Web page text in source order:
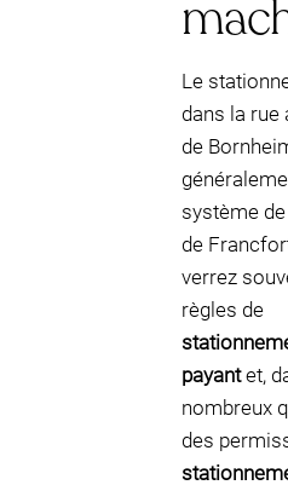
Le
dans la rue
de
système
de
verrez
règles de
payantet,
nombreux
des